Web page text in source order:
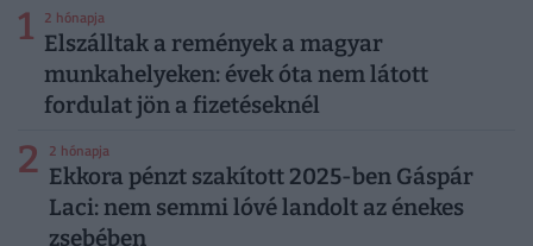
1 2 hónapja
Elszálltak a remények a magyar
munkahelyeken: évek óta nem látott
fordulat jön a fizetéseknél
2 2 hónapja
Ekkora pénzt szakított 2025-ben Gáspár
Laci: nem semmi lóvé landolt az énekes
zsebében